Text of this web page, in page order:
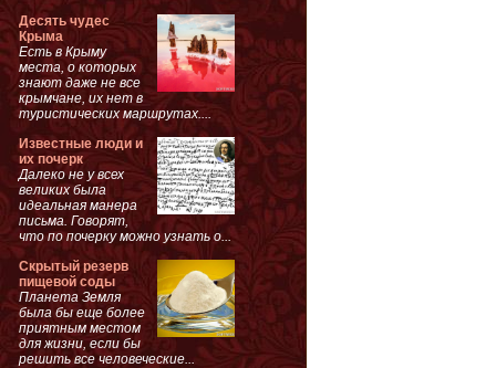
Десять чудес
Крыма
Есть в Крыму
места, о которых
знают даже не все
крымчане, их нет в
туристических маршрутах....
Известные люди и
их почерк
Далеко не у всех
великих была
идеальная манера
письма. Говорят,
что по почерку можно узнать о...
Скрытый резерв
пищевой соды
Планета Земля
была бы еще более
приятным местом
для жизни, если бы
решить все человеческие...